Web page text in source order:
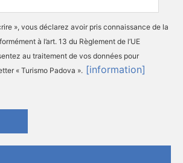
», vous déclarez avoir pris connaissance de la
à l’art. 13 du Règlement de l’UE
au traitement de vos données pour
« Turismo Padova ». [information]